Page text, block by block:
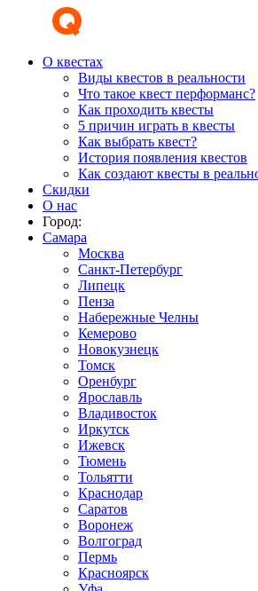
О квестах
Виды квестов в реальности
Что такое квест перформанс?
Как проходить квесты
5 причин играть в квесты
Как выбрать квест?
История появления квестов
Как создают квесты в
Скидки
О нас
Город:
Самара
Москва
Санкт-Петербург
Липецк
Пенза
Набережные Челны
Кемерово
Новокузнецк
Томск
Оренбург
Ярославль
Владивосток
Иркутск
Ижевск
Тюмень
Тольятти
Краснодар
Саратов
Воронеж
Волгоград
Пермь
Красноярск